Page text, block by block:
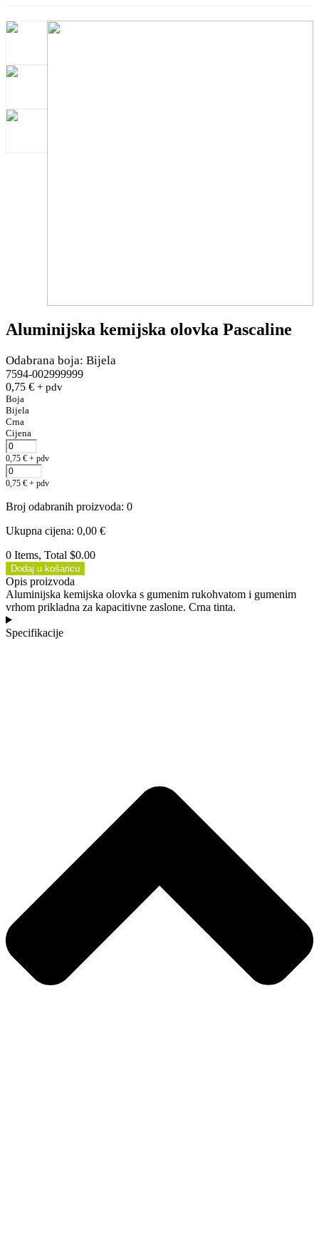
Aluminijska kemijska olovka Pascaline
Odabrana boja: Bijela
7594-002999999
0,75 € + pdv
Boja
Bijela
Crna
Cijena
0,75 € + pdv
0,75 € + pdv
Broj odabranih proizvoda: 0
Ukupna cijena: 0,00 €
0 Items, Total $0.00
Dodaj u košaricu
Opis proizvoda
Aluminijska kemijska olovka s gumenim rukohvatom i gumenim
vrhom prikladna za kapacitivne zaslone. Crna tinta.
Specifikacije